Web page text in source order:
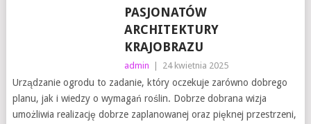
PASJONATÓW
ARCHITEKTURY
KRAJOBRAZU
admin 24 kwietnia 2025
Urządzanie ogrodu to zadanie, który oczekuje zarówno dobrego
planu, jak i wiedzy o wymagań roślin. Dobrze dobrana wizja
umożliwia realizację dobrze zaplanowanej oraz pięknej przestrzeni,